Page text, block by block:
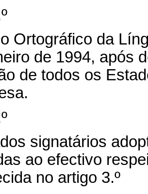
Ortográfico da
de 1994, após
de todos os
signatários
ao efectivo
no artigo 3.º